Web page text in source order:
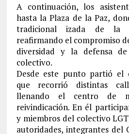
A continuación, los
hasta la Plaza de la Paz,
tradicional izada de la
reafirmando el compromiso
diversidad y la defensa
colectivo.
Desde este punto partió el
que recorrió distintas
llenando el centro de
reivindicación. En él
y miembros del colectivo
autoridades, integrantes del